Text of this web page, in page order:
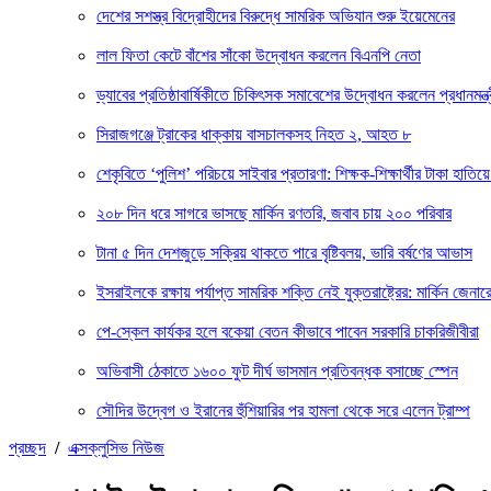
দেশের সশস্ত্র বিদ্রোহীদের বিরুদ্ধে সামরিক অভিযান শুরু ইয়েমেনের
লাল ফিতা কেটে বাঁশের সাঁকো উদ্বোধন করলেন বিএনপি নেতা
ড্যাবের প্রতিষ্ঠাবার্ষিকীতে চিকিৎসক সমাবেশের উদ্বোধন করলেন
সিরাজগঞ্জে ট্রাকের ধাক্কায় বাসচালকসহ নিহত ২, আহত ৮
শেকৃবিতে ‘পুলিশ’ পরিচয়ে সাইবার প্রতারণা: শিক্ষক-শিক্ষার্থীর টাকা
২০৮ দিন ধরে সাগরে ভাসছে মার্কিন রণতরি, জবাব চায় ২০০ পরিবার
টানা ৫ দিন দেশজুড়ে সক্রিয় থাকতে পারে বৃষ্টিবলয়, ভারি বর্ষণের আভাস
ইসরাইলকে রক্ষায় পর্যাপ্ত সামরিক শক্তি নেই যুক্তরাষ্ট্রের: মার্কিন
পে-স্কেল কার্যকর হলে বকেয়া বেতন কীভাবে পাবেন সরকারি চাকরিজীবীরা
অভিবাসী ঠেকাতে ১৬০০ ফুট দীর্ঘ ভাসমান প্রতিবন্ধক বসাচ্ছে স্পেন
সৌদির উদ্বেগ ও ইরানের হুঁশিয়ারির পর হামলা থেকে সরে এলেন ট্রাম্প
প্রচ্ছদ / এক্সক্লুসিভ নিউজ